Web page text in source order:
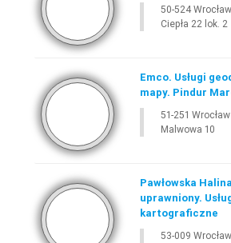
50-524 Wrocław
Ciepła 22 lok. 2
Emco. Usługi
mapy. Pindur
51-251 Wrocław
Malwowa 10
Pawłowska
uprawniony.
kartograficzne
53-009 Wrocław